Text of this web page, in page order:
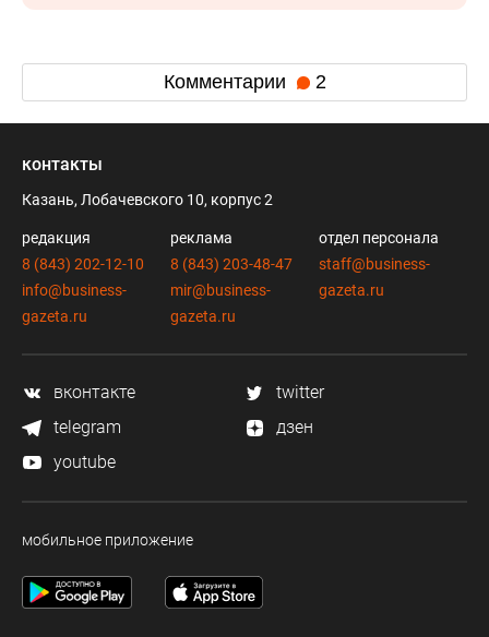
Комментарии 2
контакты
Казань, Лобачевского 10, корпус 2
редакция
8 (843) 202-12-10
info@business-
gazeta.ru
реклама
8 (843) 203-48-47
mir@business-
gazeta.ru
отдел персонала
staff@business-
gazeta.ru
вконтакте
twitter
telegram
дзен
youtube
мобильное приложение